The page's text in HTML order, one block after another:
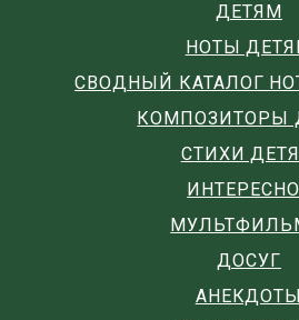
ДЕТЯМ
НОТЫ
СВОДНЫЙ КАТАЛОГ
КОМПОЗИТОРЫ
СТИХИ
ДОСУГ
АНЕКДОТЫ